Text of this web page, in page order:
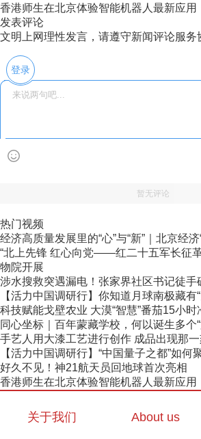
香港师生在北京体验智能机器人最新应用
发表评论
文明上网理性发言，请遵守新闻评论服务
登录
暂无评论
热门视频
经济高质量发展里的“心”与“新”｜北京经济
“北上先锋 红心向党——红二十五军长征
物院开展
涉水搜救突遇漏电！张家界社区书记徒手
【活力中国调研行】你知道月球南极藏有
科技赋能戈壁农业 大漠“智慧”番茄15小
同心坐标｜百年蒙藏学校，何以诞生多个“
手艺人用大漆工艺进行创作 成品出现那
【活力中国调研行】“中国量子之都”如何
好久不见！神21航天员回地球首次亮相
香港师生在北京体验智能机器人最新应用
关于我们 About us